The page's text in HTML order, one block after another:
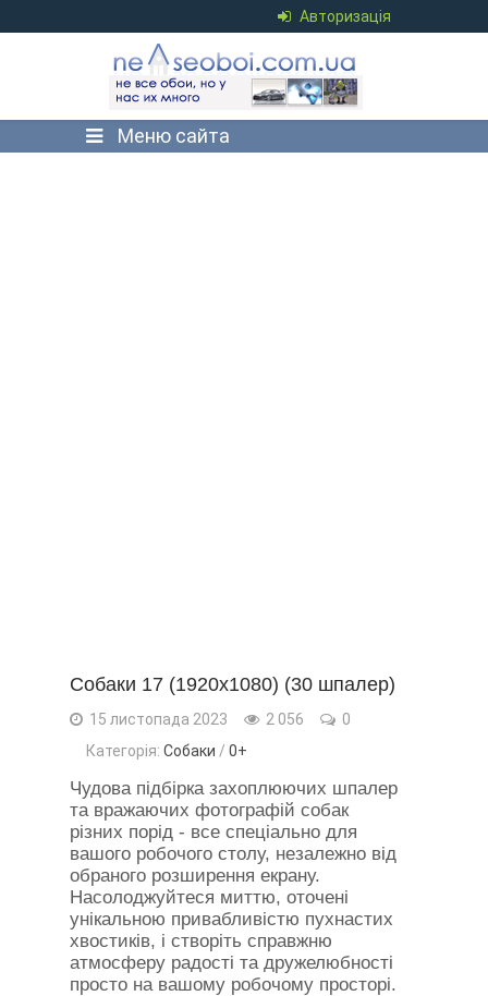
Авторизація
Меню сайта
Собаки 17 (1920x1080) (30 шпалер)
15 листопада 2023 2 056
0
Категорія: Собаки / 0+
Чудова підбірка захоплюючих шпалер
та вражаючих фотографій собак
різних порід - все спеціально для
вашого робочого столу, незалежно від
обраного розширення екрану.
Насолоджуйтеся миттю, оточені
унікальною привабливістю пухнастих
хвостиків, і створіть справжню
атмосферу радості та дружелюбності
просто на вашому робочому просторі.